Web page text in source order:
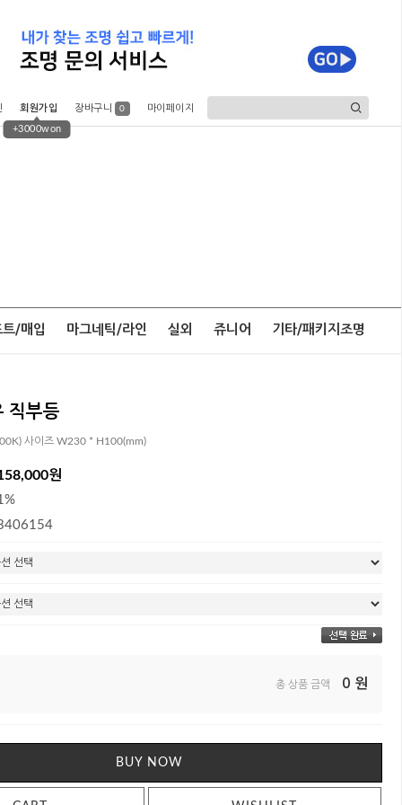
회원가입
+3000won
장바구니 0 마이페이지
트/매입 마그네틱/라인 실외 쥬니어 기타/패키지조명
직부등
사이즈 W230 * H100(mm)
원
총 상품 금액 0 원
BUY NOW